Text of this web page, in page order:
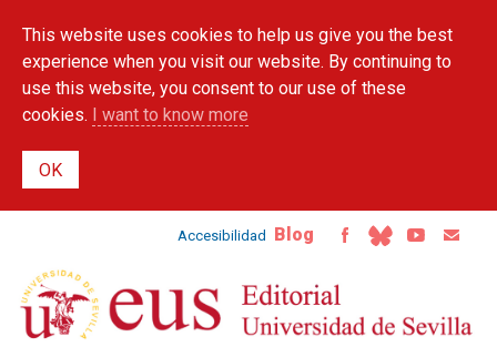
main
content
This website uses cookies to help us give you the best
experience when you visit our website. By continuing to
use this website, you consent to our use of these
cookies. I want to know more
Accesibilidad Blog